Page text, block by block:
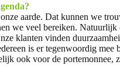
aarde. Dat kunnen we
we veel bereiken. Natuurlijk
klanten vinden
is er tegenwoordig mee
ook voor de portemonnee,